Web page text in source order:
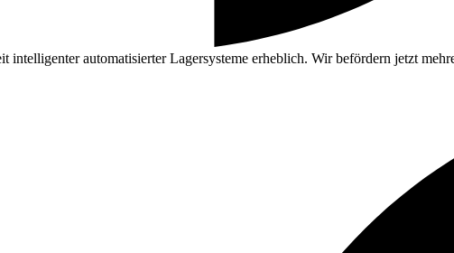
automatisierter Lagersysteme erheblich. Wir befördern jetzt